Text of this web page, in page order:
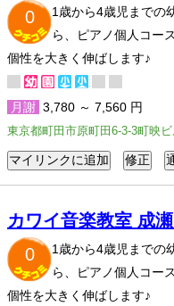
0
1歳から4歳児までの
ら、ピアノ個人コー
個性を大きく伸ばします♪
月謝 3,780 ～ 7,560 円
東京都町田市原町田6-3-3町映
カワイ音楽教室 成
0
1歳から4歳児までの
ら、ピアノ個人コー
個性を大きく伸ばします♪